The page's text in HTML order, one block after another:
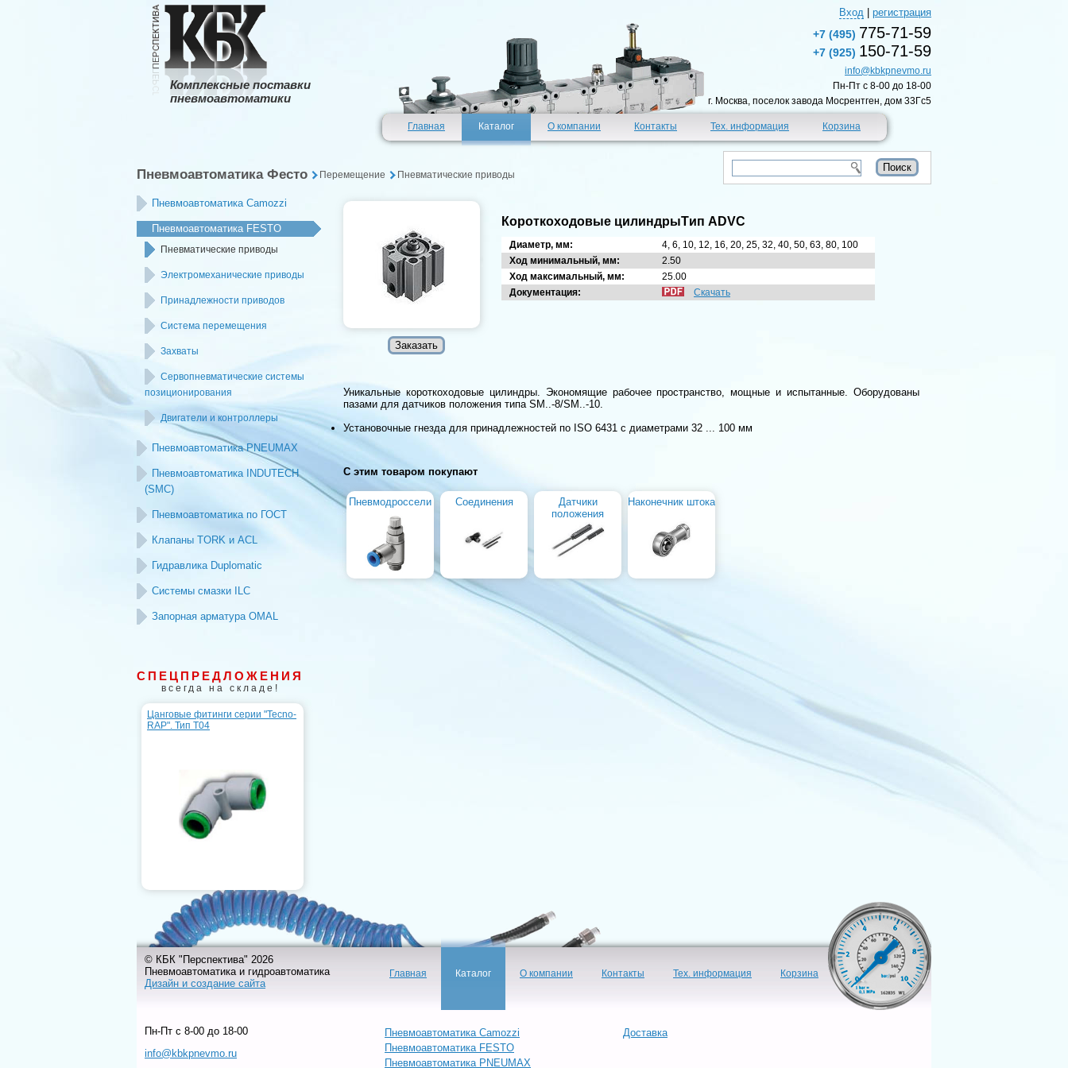
Комплексные поставки
пневмоавтоматики
Вход регистрация
+7 (495) 775-71-59
+7 (925) 150-71-59
info@kbkpnevmo.ru
Пн-Пт c 8-00 до 18-00
г. Москва, поселок завода Мосрентген, дом 33Гс5
Главная Каталог О компании Контакты Тех. информация Корзина
Пневмоавтоматика Фесто Перемещение Пневматические приводы
Пневмоавтоматика Camozzi
Пневмоавтоматика FESTO
Пневматические приводы
Электромеханические приводы
Принадлежности приводов
Система перемещения
Захваты
Сервопневматические системы
позиционирования
Двигатели и контроллеры
Пневмоавтоматика PNEUMAX
Пневмоавтоматика INDUTECH
(SMC)
Пневмоавтоматика по ГОСТ
Клапаны TORK и ACL
Гидравлика Duplomatic
Системы смазки ILC
Запорная арматура OMAL
СПЕЦПРЕДЛОЖЕНИЯ
всегда на складе!
Цанговые фитинги серии "Tecno-
RAP". Тип T04
Короткоходовые цилиндрыTип ADVC
Диаметр, мм:
4, 6, 10, 12, 16, 20, 25, 32, 40, 50, 63, 80, 100
Ход минимальный, мм:
2.50
Ход максимальный, мм:
25.00
Документация:
Скачать
Уникальные короткоходовые цилиндры. Экономящие рабочее пространство, мощные и испытанные. Оборудованы
пазами для датчиков положения типа SM..-8/SM..-10.
Установочные гнезда для принадлежностей по ISO 6431 с диаметрами 32 ... 100 мм
С этим товаром покупают
Пневмодроссели Соединения
Датчики
положения
Наконечник штока
© КБК "Перспектива" 2026
Пневмоавтоматика и гидроавтоматика
Дизайн и создание сайта
Главная Каталог О компании Контакты Тех. информация Корзина
Пн-Пт c 8-00 до 18-00
info@kbkpnevmo.ru
Пневмоавтоматика Camozzi
Пневмоавтоматика FESTO
Пневмоавтоматика PNEUMAX
Доставка